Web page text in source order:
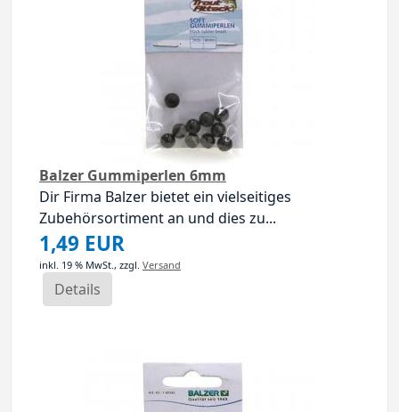
Balzer Gummiperlen 6mm
Dir Firma Balzer bietet ein vielseitiges
Zubehörsortiment an und dies zu...
1,49 EUR
inkl. 19 % MwSt., zzgl. Versand
Details